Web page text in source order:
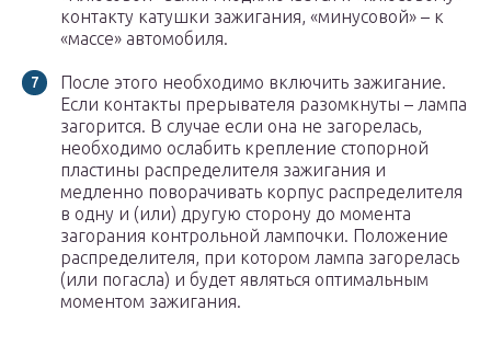
контакту катушки зажигания, «минусовой» – к
«массе» автомобиля.
После этого необходимо включить зажигание.
Если контакты прерывателя разомкнуты – лампа
загорится. В случае если она не загорелась,
необходимо ослабить крепление стопорной
пластины распределителя зажигания и
медленно поворачивать корпус распределителя
в одну и (или) другую сторону до момента
загорания контрольной лампочки. Положение
распределителя, при котором лампа загорелась
(или погасла) и будет являться оптимальным
моментом зажигания.